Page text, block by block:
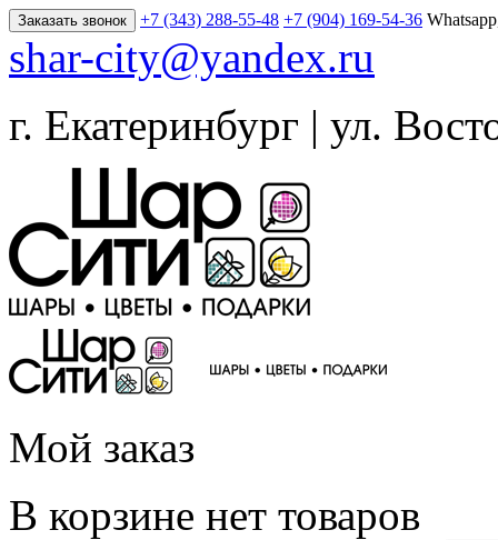
Заказать звонок +7 (343) 288-55-48 +7 (904) 169-54-36
shar-city@yandex.ru
г. Екатеринбург | ул.
Мой заказ
В корзине нет товаров